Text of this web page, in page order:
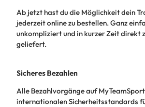
Ab jetzt hast du die Möglichkeit dein
jederzeit online zu bestellen. Ganz
unkompliziert und in kurzer Zeit direkt
geliefert.
Sicheres Bezahlen
Alle Bezahlvorgänge auf
internationalen Sicherheitsstandards